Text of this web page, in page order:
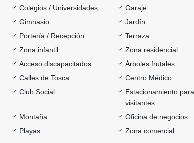
Colegios / Universidades
Garaje
Gimnasio
Jardín
Portería / Recepción
Terraza
Zona infantil
Zona residencial
Acceso discapacitados
Árboles frutales
Calles de Tosca
Centro Médico
Club Social
Estacionamiento para
visitantes
Montaña
Oficina de negocios
Playas
Zona comercial